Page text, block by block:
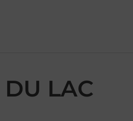
LAC